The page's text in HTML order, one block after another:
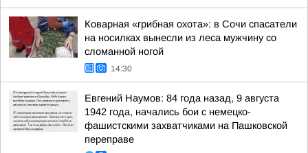
Коварная «грибная охота»: в Сочи спасатели
на носилках вынесли из леса мужчину со
сломанной ногой
14:30
Евгений Наумов: 84 года назад, 9 августа
1942 года, начались бои с немецко-
фашистскими захватчиками на Пашковской
переправе